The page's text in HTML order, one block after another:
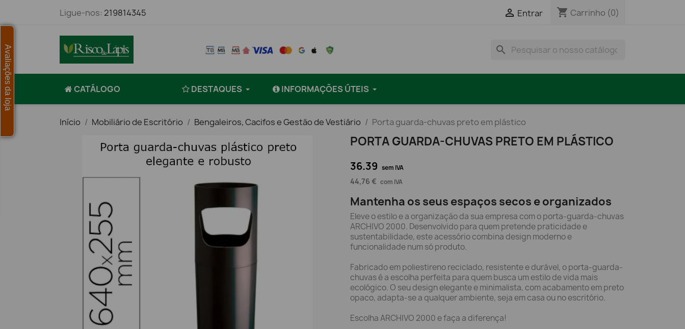
Ligue-nos: 219814345  Entrar shopping_cart Carrinho (0)
search
CATÁLOGO DESTAQUES INFORMAÇÕES ÚTEIS
Início Mobiliário de Escritório Bengaleiros, Cacifos e Gestão de Vestiário Porta guarda-chuvas preto em plástico
PORTA GUARDA-CHUVAS PRETO EM PLÁSTICO
36.39 sem IVA
44,76 € com IVA
Mantenha os seus espaços secos e organizados
Eleve o estilo e a organização da sua empresa com o porta-guarda-chuvas
ARCHIVO 2000. Desenvolvido para quem pretende praticidade e
sustentabilidade, este acessório combina design moderno e
funcionalidade num só produto.
Fabricado em poliestireno reciclado, resistente e durável, o porta-guarda-
chuvas é a escolha perfeita para quem busca um estilo de vida mais
ecológico. O seu design elegante e minimalista, com acabamento em preto
opaco, adapta-se a qualquer ambiente, seja em casa ou no escritório.
Escolha ARCHIVO 2000 e faça a diferença!
Avaliações da loja